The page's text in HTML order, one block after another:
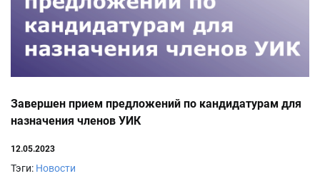
Завершен прием предложений по кандидатурам для
назначения членов УИК
12.05.2023
Тэги: Новости